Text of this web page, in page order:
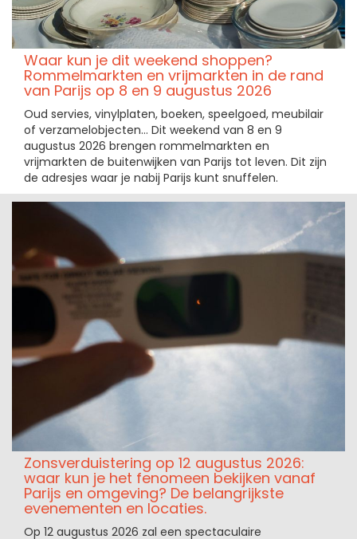
Waar kun je dit weekend shoppen?
Rommelmarkten en vrijmarkten in de rand
van Parijs op 8 en 9 augustus 2026
Oud servies, vinylplaten, boeken, speelgoed, meubilair
of verzamelobjecten... Dit weekend van 8 en 9
augustus 2026 brengen rommelmarkten en
vrijmarkten de buitenwijken van Parijs tot leven. Dit zijn
de adresjes waar je nabij Parijs kunt snuffelen.
Zonsverduistering op 12 augustus 2026:
waar kun je het fenomeen bekijken vanaf
Parijs en omgeving? De belangrijkste
evenementen en locaties.
Op 12 augustus 2026 zal een spectaculaire